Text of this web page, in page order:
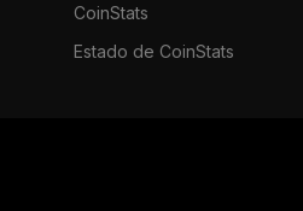
CoinStats
Estado de CoinStats